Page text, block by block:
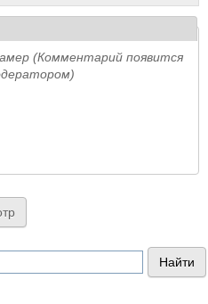
(Комментарий появится